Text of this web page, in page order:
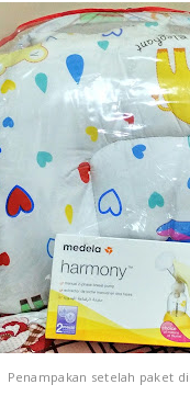
Penampakan setelah paket